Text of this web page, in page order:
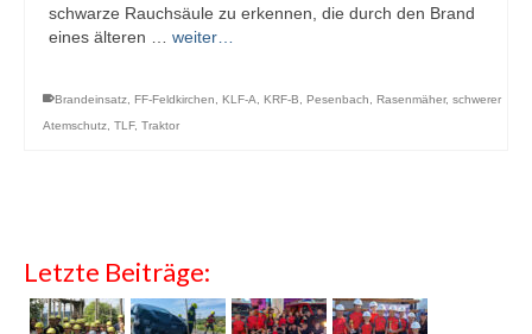
schwarze Rauchsäule zu erkennen, die durch den Brand
eines älteren … weiter…
Brandeinsatz FF-Feldkirchen KLF-A KRF-B Pesenbach Rasenmäher, schwerer
Atemschutz TLF, Traktor
Letzte Beiträge: